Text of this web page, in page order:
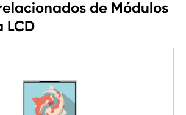
de Módulos
LCD